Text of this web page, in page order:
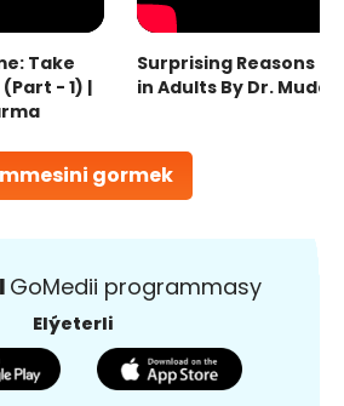
gormek
Take
- 1) |
Surprising Reasons
in Adults By Dr.
GoMedii programmasy
Elýeterli